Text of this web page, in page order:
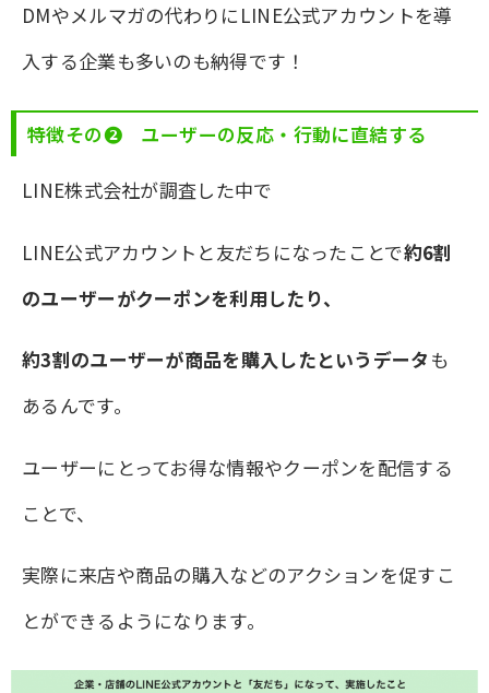
DMやメルマガの代わりにLINE公式アカウントを導
入する企業も多いのも納得です！
特徴その❷ ユーザーの反応・行動に直結する
LINE株式会社が調査した中で
LINE公式アカウントと友だちになったことで約6割
のユーザーがクーポンを利用したり、
約3割のユーザーが商品を購入したというデータ も
あるんです。
ユーザーにとってお得な情報やクーポンを配信する
ことで、
実際に来店や商品の購入などのアクションを促すこ
とができるようになります。